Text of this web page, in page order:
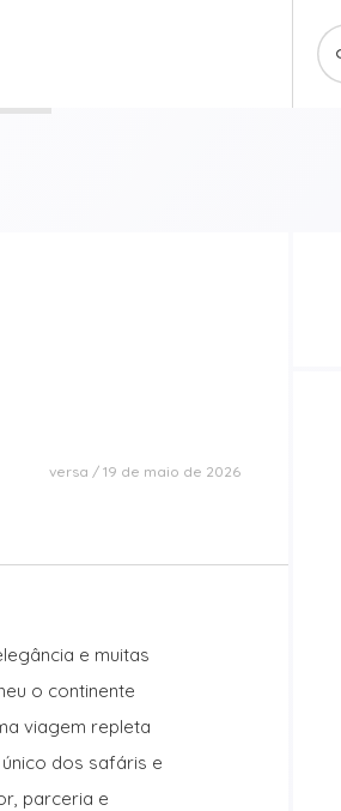
versa 19 de maio de 2026
e muitas
o continente
viagem repleta
dos safáris e
parceria e